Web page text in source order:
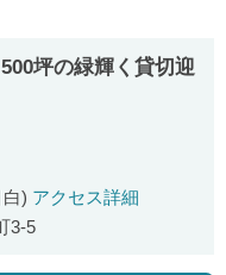
坪の緑輝く貸切迎
) アクセス詳細
3‐5